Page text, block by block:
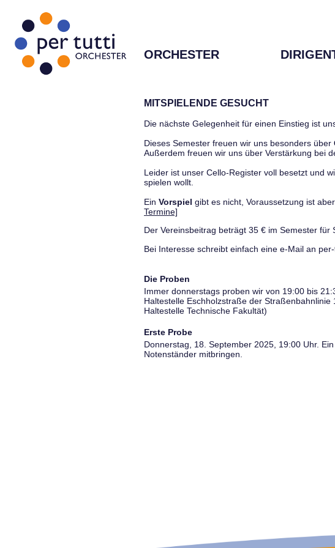
ORCHESTER
MITSPIELENDE GESUCHT
Die nächste Gelegenheit für einen Einstieg ist
Dieses Semester freuen wir uns besonders über
Außerdem freuen wir uns über Verstärkung bei
Leider ist unser Cello-Register voll besetzt und
spielen wollt.
Ein Vorspiel gibt es nicht, Voraussetzung ist
Termine]
Der Vereinsbeitrag beträgt 35 € im Semester
Bei Interesse schreibt einfach eine e-Mail an
Die Proben
Immer donnerstags proben wir von 19:00 bis
Haltestelle Eschholzstraße der
Haltestelle Technische Fakultät)
Erste Probe
Donnerstag, 18. September 2025, 19:00 Uhr.
Notenständer mitbringen.